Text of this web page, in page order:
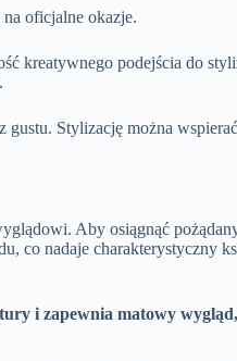
na oficjalne okazje.
kreatywnego podejścia do
Stylizację można
Aby osiągnąć
co nadaje charakterystyczny
i zapewnia matowy wygląd,